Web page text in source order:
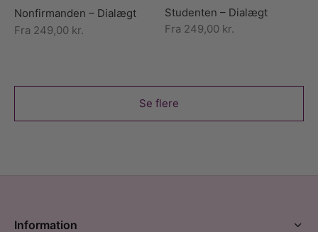
Nonfirmanden – Dialægt
Fra 249,00 kr.
Studenten – Dialægt
Fra 249,00 kr.
Se flere
Information